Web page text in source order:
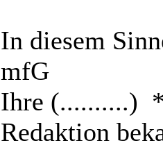
In diesem
mfG
Ihre (..........) *
Redaktion